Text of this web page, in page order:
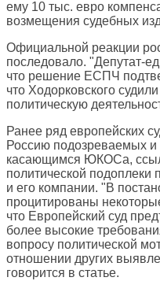
ему 10 тыс. евро
возмещения судебных
Официальной реакции
последовало. "Депутат-
что решение ЕСПЧ
что Ходорковского
политическую
Ранее ряд европейских
Россию подозреваемых и
касающимся ЮКОСа,
политической подоплеки
и его компании. "В
процитированы
что Европейский суд
более высокие
вопросу политической
отношении других
говорится в статье.